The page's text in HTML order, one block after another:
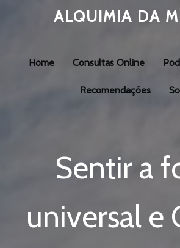
ALQUIMIA DA
Home Consultas Online
Recomendações
Sentir a
universal e